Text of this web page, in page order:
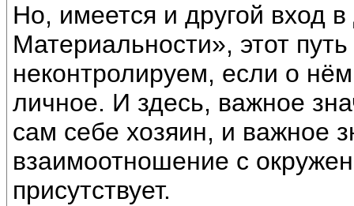
Но, имеется и другой вход
Материальности», этот
неконтролируем, если о
личное. И здесь, важное
сам себе хозяин, и важное
взаимоотношение с
присутствует.